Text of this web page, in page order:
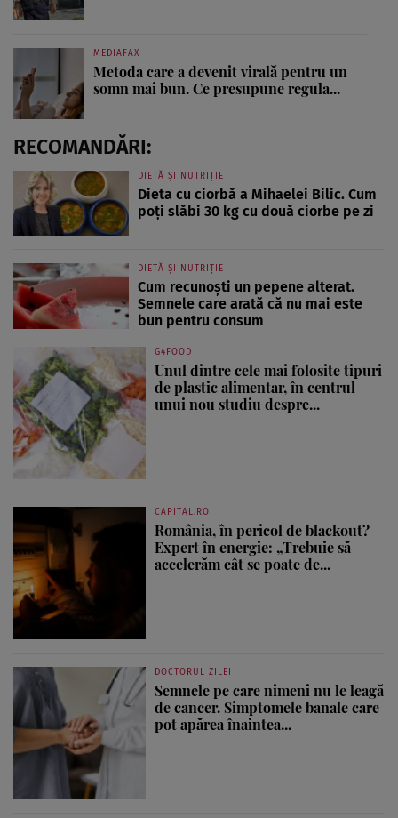
MEDIAFAX
Metoda care a devenit virală pentru un
somn mai bun. Ce presupune regula...
RECOMANDĂRI:
DIETĂ ȘI NUTRIȚIE
Dieta cu ciorbă a Mihaelei Bilic. Cum
poți slăbi 30 kg cu două ciorbe pe zi
DIETĂ ȘI NUTRIȚIE
Cum recunoști un pepene alterat.
Semnele care arată că nu mai este
bun pentru consum
G4FOOD
Unul dintre cele mai folosite tipuri
de plastic alimentar, în centrul
unui nou studiu despre...
CAPITAL.RO
România, în pericol de blackout?
Expert în energie: „Trebuie să
accelerăm cât se poate de...
DOCTORUL ZILEI
Semnele pe care nimeni nu le leagă
de cancer. Simptomele banale care
pot apărea înaintea...